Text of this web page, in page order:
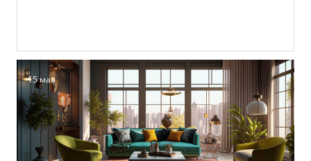
15 мая